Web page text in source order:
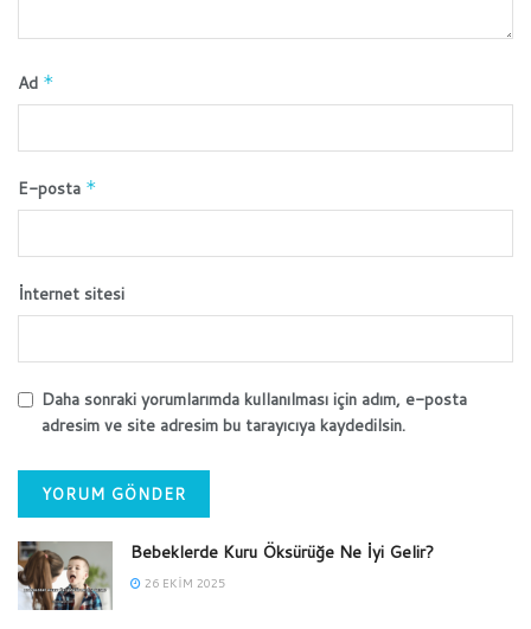
Ad *
E-posta *
İnternet sitesi
Daha sonraki yorumlarımda kullanılması için adım, e-posta
adresim ve site adresim bu tarayıcıya kaydedilsin.
Bebeklerde Kuru Öksürüğe Ne İyi Gelir?
26 EKIM 2025